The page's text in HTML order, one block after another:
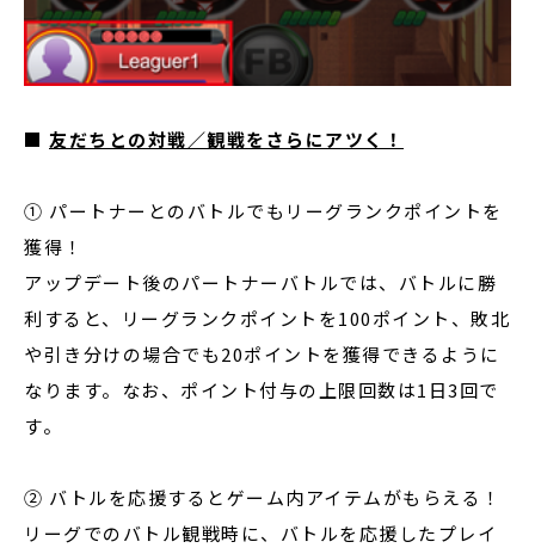
■ 友だちとの対戦／観戦をさらにアツく！
① パートナーとのバトルでもリーグランクポイントを
獲得！
アップデート後のパートナーバトルでは、バトルに勝
利すると、リーグランクポイントを100ポイント、敗北
や引き分けの場合でも20ポイントを獲得できるように
なります。なお、ポイント付与の上限回数は1日3回で
す。
② バトルを応援するとゲーム内アイテムがもらえる！
リーグでのバトル観戦時に、バトルを応援したプレイ